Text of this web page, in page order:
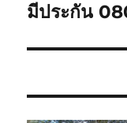
post:
มีประกัน